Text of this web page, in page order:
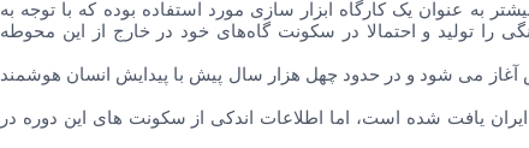
به عنوان یک کارگاه ابزار سازی مورد استفاده بوده که با توجه به
را تولید و احتمالا در سکونت گاه‌های خود در خارج از این محوطه
آغاز می شود و در حدود چهل هزار سال پیش با پیدایش انسان هوشمند
یافت شده است، اما اطلاعات اندکی از سکونت های این دوره در